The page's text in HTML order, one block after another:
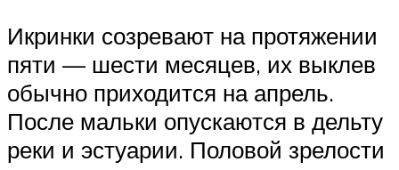
Икринки созревают на протяжении
пяти — шести месяцев, их выклев
обычно приходится на апрель.
После мальки опускаются в дельту
реки и эстуарии. Половой зрелости